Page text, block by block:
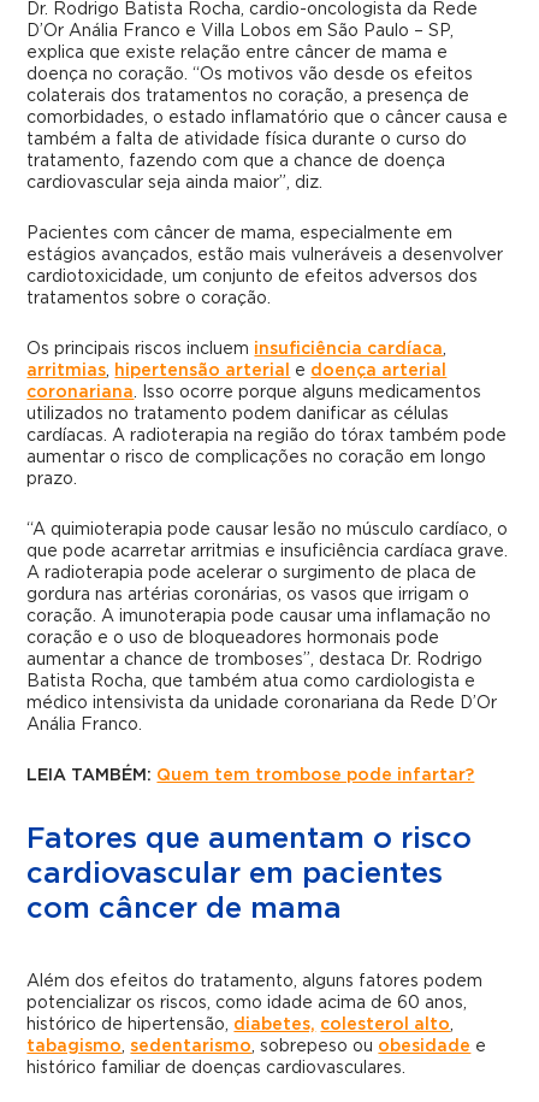
Dr. Rodrigo Batista Rocha, cardio-oncologista da Rede
D’Or Anália Franco e Villa Lobos em São Paulo – SP,
explica que existe relação entre câncer de mama e
doença no coração. “Os motivos vão desde os efeitos
colaterais dos tratamentos no coração, a presença de
comorbidades, o estado inflamatório que o câncer causa e
também a falta de atividade física durante o curso do
tratamento, fazendo com que a chance de doença
cardiovascular seja ainda maior”, diz.
Pacientes com câncer de mama, especialmente em
estágios avançados, estão mais vulneráveis a desenvolver
cardiotoxicidade, um conjunto de efeitos adversos dos
tratamentos sobre o coração.
Os principais riscos incluem insuficiência cardíaca,
arritmias, hipertensão arterial e doença arterial
coronariana. Isso ocorre porque alguns medicamentos
utilizados no tratamento podem danificar as células
cardíacas. A radioterapia na região do tórax também pode
aumentar o risco de complicações no coração em longo
prazo.
“A quimioterapia pode causar lesão no músculo cardíaco, o
que pode acarretar arritmias e insuficiência cardíaca grave.
A radioterapia pode acelerar o surgimento de placa de
gordura nas artérias coronárias, os vasos que irrigam o
coração. A imunoterapia pode causar uma inflamação no
coração e o uso de bloqueadores hormonais pode
aumentar a chance de tromboses”, destaca Dr. Rodrigo
Batista Rocha, que também atua como cardiologista e
médico intensivista da unidade coronariana da Rede D’Or
Anália Franco.
LEIA TAMBÉM: Quem tem trombose pode infartar?
Fatores que aumentam o risco
cardiovascular em pacientes
com câncer de mama
Além dos efeitos do tratamento, alguns fatores podem
potencializar os riscos, como idade acima de 60 anos,
histórico de hipertensão, diabetes, colesterol alto,
tabagismo,sedentarismo, sobrepeso ou obesidade e
histórico familiar de doenças cardiovasculares.